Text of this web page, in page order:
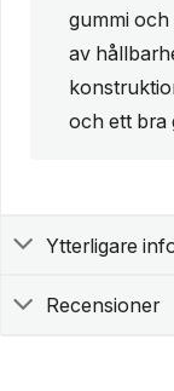
gummi och
av
och ett bra
Ytterligare
Recensioner